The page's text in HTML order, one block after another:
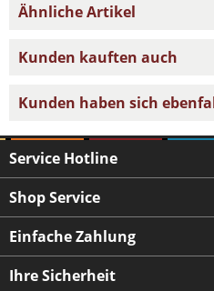
Ähnliche Artikel
Kunden kauften auch
Kunden haben sich
Service Hotline
Shop Service
Einfache Zahlung
Ihre Sicherheit